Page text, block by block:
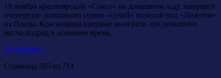
19 ноября красноярский «Сокол» на домашнем льду завершил
очередную домашнюю серию «сухой» победой над «Дизелем»
из Пензы. Красноярцы впервые выиграли три домашних
матча подряд в основное время.
Подробнее...
Страница 595 из 714